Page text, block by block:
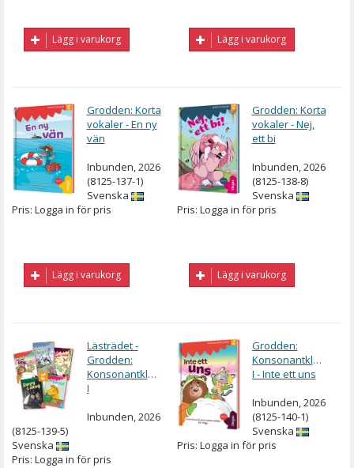
Lägg i varukorg Lägg i varukorg
Grodden: Korta
vokaler - En ny
vän
Inbunden, 2026
(8125-137-1)
Svenska
Pris: Logga in för pris
Lägg i varukorg
Grodden: Korta
vokaler - Nej,
ett bi
Inbunden, 2026
(8125-138-8)
Svenska
Pris: Logga in för pris
Lägg i varukorg
Lästrädet -
Grodden:
Konsonantkluster
I
Inbunden, 2026
(8125-139-5)
Svenska
Pris: Logga in för pris
Grodden:
Konsonantkluster
I - Inte ett uns
Inbunden, 2026
(8125-140-1)
Svenska
Pris: Logga in för pris